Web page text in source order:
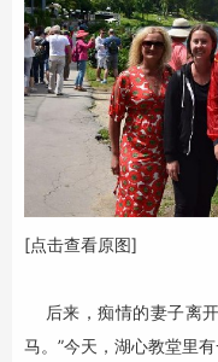
[点击查看原图]
后来，痴情的妻子离
马。”今天，湖心教堂里